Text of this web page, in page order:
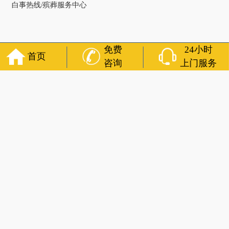
白事热线/殡葬服务中心
首页
免费
咨询
24小时
上门服务